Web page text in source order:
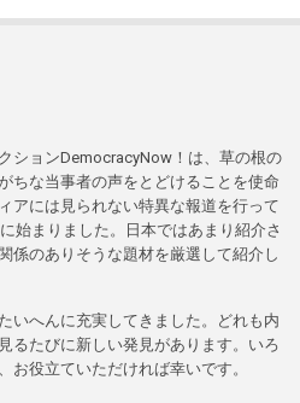
ションDemocracyNow！は、草の根の
ちな当事者の声をとどけることを使命
アには見られない特異な報道を行って
始まりました。日本ではあまり紹介さ
係のありそうな題材を厳選して紹介し
いへんに充実してきました。どれも内
るたびに新しい発見があります。いろ
お役立ていただければ幸いです。